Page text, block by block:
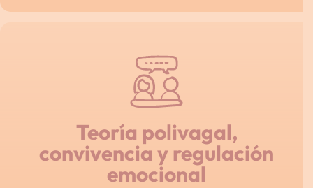
Teoría polivagal,
convivencia y regulación
emocional